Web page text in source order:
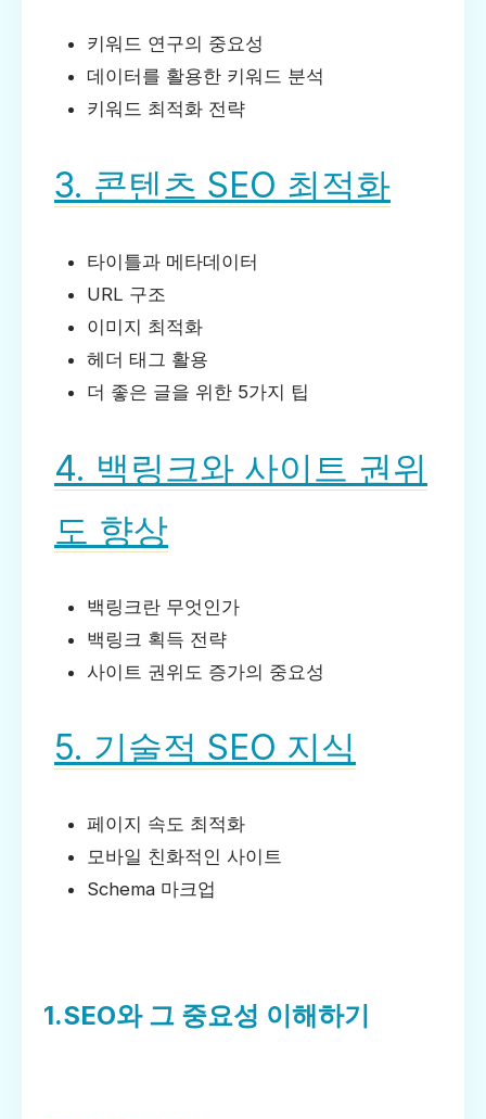
키워드 연구의 중요성
데이터를 활용한 키워드 분석
키워드 최적화 전략
3. 콘텐츠 SEO 최적화
타이틀과 메타데이터
URL 구조
이미지 최적화
헤더 태그 활용
더 좋은 글을 위한 5가지 팁
4. 백링크와 사이트 권위
도 향상
백링크란 무엇인가
백링크 획득 전략
사이트 권위도 증가의 중요성
5. 기술적 SEO 지식
페이지 속도 최적화
모바일 친화적인 사이트
Schema 마크업
1.SEO와 그 중요성 이해하기